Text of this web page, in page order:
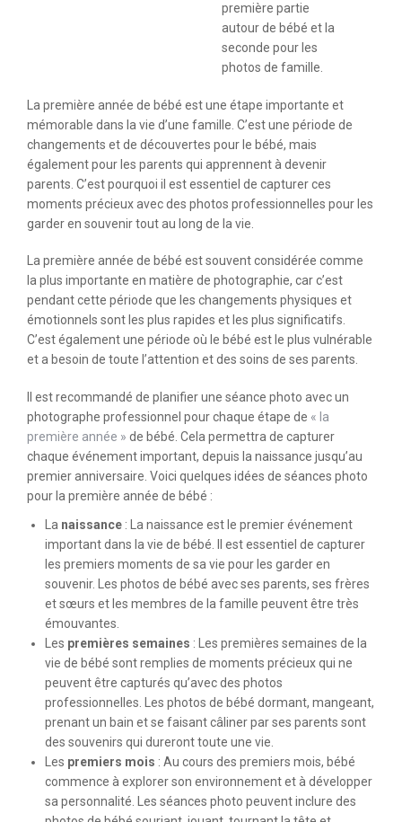
première partie
autour de bébé et la
seconde pour les
photos de famille.
La première année de bébé est une étape importante et
mémorable dans la vie d’une famille. C’est une période de
changements et de découvertes pour le bébé, mais
également pour les parents qui apprennent à devenir
parents. C’est pourquoi il est essentiel de capturer ces
moments précieux avec des photos professionnelles pour les
garder en souvenir tout au long de la vie.
La première année de bébé est souvent considérée comme
la plus importante en matière de photographie, car c’est
pendant cette période que les changements physiques et
émotionnels sont les plus rapides et les plus significatifs.
C’est également une période où le bébé est le plus vulnérable
et a besoin de toute l’attention et des soins de ses parents.
Il est recommandé de planifier une séance photo avec un
photographe professionnel pour chaque étape de « la
première année » de bébé. Cela permettra de capturer
chaque événement important, depuis la naissance jusqu’au
premier anniversaire. Voici quelques idées de séances photo
pour la première année de bébé :
La naissance : La naissance est le premier événement
important dans la vie de bébé. Il est essentiel de capturer
les premiers moments de sa vie pour les garder en
souvenir. Les photos de bébé avec ses parents, ses frères
et sœurs et les membres de la famille peuvent être très
émouvantes.
Les premières semaines : Les premières semaines de la
vie de bébé sont remplies de moments précieux qui ne
peuvent être capturés qu’avec des photos
professionnelles. Les photos de bébé dormant, mangeant,
prenant un bain et se faisant câliner par ses parents sont
des souvenirs qui dureront toute une vie.
Les premiers mois : Au cours des premiers mois, bébé
commence à explorer son environnement et à développer
sa personnalité. Les séances photo peuvent inclure des